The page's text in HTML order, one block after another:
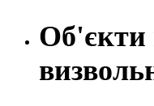
Об'єкти